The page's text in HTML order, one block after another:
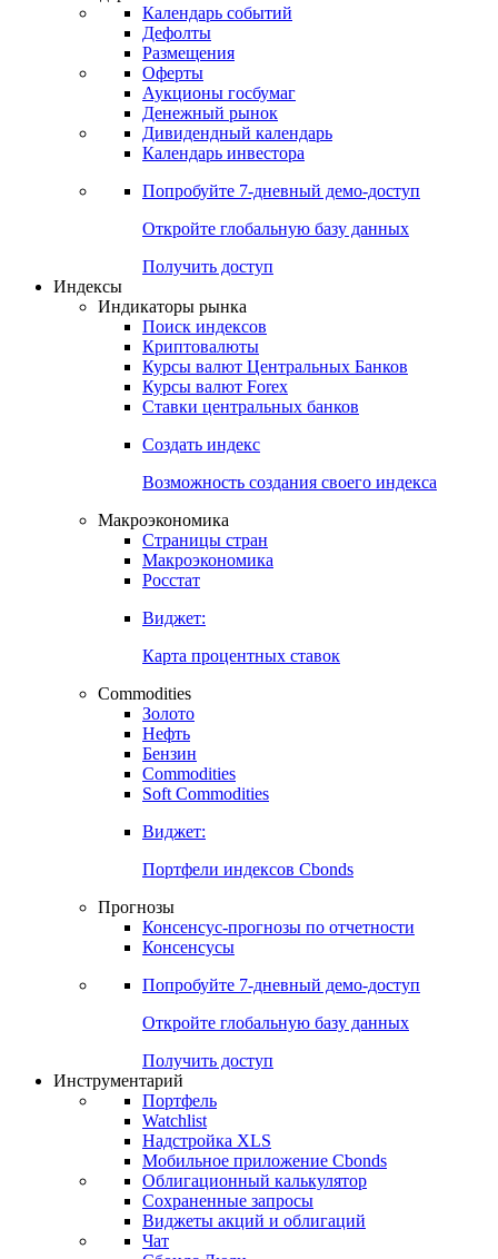
Откройте глобальную базу данных
Получить доступ
Календарь
Календарь событий
Дефолты
Размещения
Оферты
Денежный рынок
Календарь инвестора
Попробуйте7-дневный
Откройте глобальную базу данных
Получить доступ
Индикаторы рынка
Поиск индексов
Курсы валют Центральных Банков
Ставки центральных банков
Создать индекс
Возможность создания своего индекса
Страницы стран
Росстат
Виджет:
Карта процентных ставок
Commodities
Золото
Бензин
Soft Commodities
Виджет:
Портфели индексов Cbonds
Прогнозы
Консенсусы
Попробуйте7-дневный
Откройте глобальную базу данных
Получить доступ
Инструментарий
Портфель
Watchlist
Надстройка XLS
Мобильное приложение Cbonds